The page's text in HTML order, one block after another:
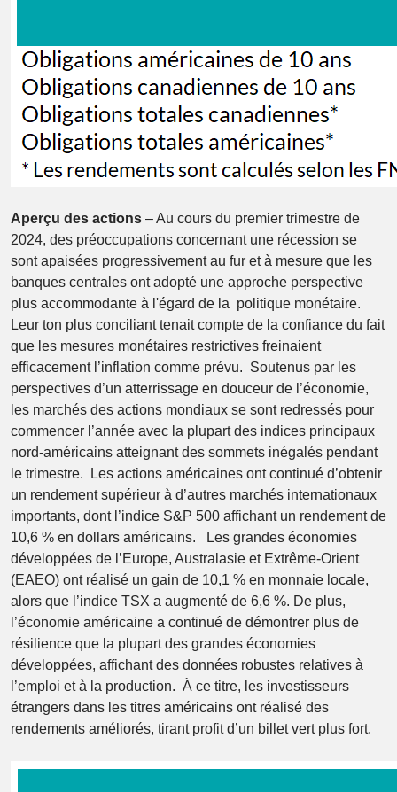
Aperçu des actions – Au cours du premier trimestre de
2024, des préoccupations concernant une récession se
sont apaisées progressivement au fur et à mesure que les
banques centrales ont adopté une approche perspective
plus accommodante à l'égard de la politique monétaire.
Leur ton plus conciliant tenait compte de la confiance du fait
que les mesures monétaires restrictives freinaient
efficacement l’inflation comme prévu. Soutenus par les
perspectives d’un atterrissage en douceur de l’économie,
les marchés des actions mondiaux se sont redressés pour
commencer l’année avec la plupart des indices principaux
nord-américains atteignant des sommets inégalés pendant
le trimestre. Les actions américaines ont continué d’obtenir
un rendement supérieur à d’autres marchés internationaux
importants, dont l’indice S&P 500 affichant un rendement de
10,6 % en dollars américains. Les grandes économies
développées de l’Europe, Australasie et Extrême-Orient
(EAEO) ont réalisé un gain de 10,1 % en monnaie locale,
alors que l’indice TSX a augmenté de 6,6 %. De plus,
l’économie américaine a continué de démontrer plus de
résilience que la plupart des grandes économies
développées, affichant des données robustes relatives à
l’emploi et à la production. À ce titre, les investisseurs
étrangers dans les titres américains ont réalisé des
rendements améliorés, tirant profit d’un billet vert plus fort.